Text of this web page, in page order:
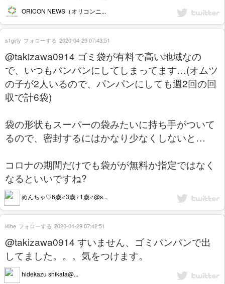
ORICON NEWS（オリコンニ...
@takizawa0914 ゴミ袋が有料で高い地域なの
で、いつもパンパンにしてしまってます…(オムツ
の子が2人いるので、パンパンにしても週2回の回
収で計6袋)
袋の形状もスーパーの袋みたいに持ち手がついて
るので、密封するにはかなり少なくしないと…
コロナの期間だけでも袋がが無料か指定ではなく
なるといいですね?
めんちゃ♡6歳♂3歳♀1歳♂️@s...
s1girly フォローする 2020-04-29 07:43:51
@takizawa0914 すいません、ゴミパンパンで出
してました。。。気をつけます。
hidekazu shikata@...
l4ibe フォローする 2020-04-29 07:42:51